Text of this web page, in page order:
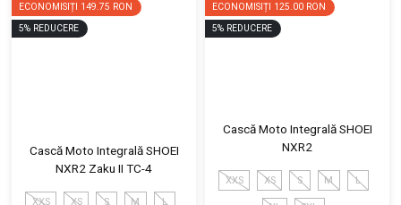
ECONOMISIȚI 149.75 RON
5% REDUCERE
Cască Moto Integrală SHOEI
NXR2 Zaku II TC-4
XXS XS S M L
ECONOMISIȚI 125.00 RON
5% REDUCERE
Cască Moto Integrală SHOEI
NXR2
XXS XS S M L